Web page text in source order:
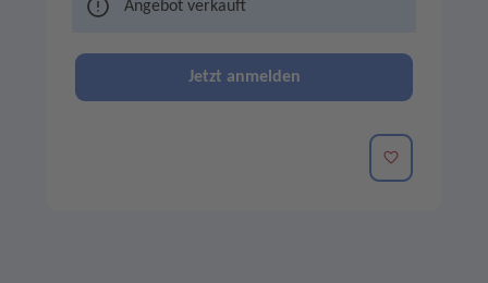
Angebot verkauft
Jetzt anmelden
Merken